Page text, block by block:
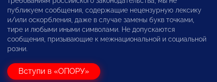
публикуем сообщения, содержащие нецензурную лексику
и/или оскорбления, даже в случае замены букв точками,
тире и любыми иными символами. Не допускаются
сообщения, призывающие к межнациональной и социальной
розни.
Вступи в «ОПОРУ»